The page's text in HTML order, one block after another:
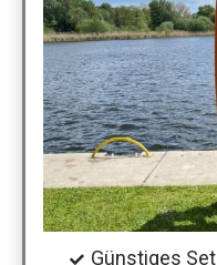
Günstiges Set